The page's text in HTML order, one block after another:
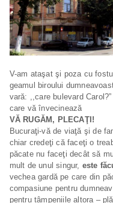
V-am ataşat şi poza cu
geamul biroului
vară: ,,care bulevard
care vă învecinează
VĂ RUGĂM, PLECAŢI!
Bucuraţi-vă de viaţă şi de
chiar credeţi că faceţi o
păcate nu faceţi decât să
mult de unul singur, este
vechea gardă pe care din
compasiune pentru
pentru tâmpeniile altora –